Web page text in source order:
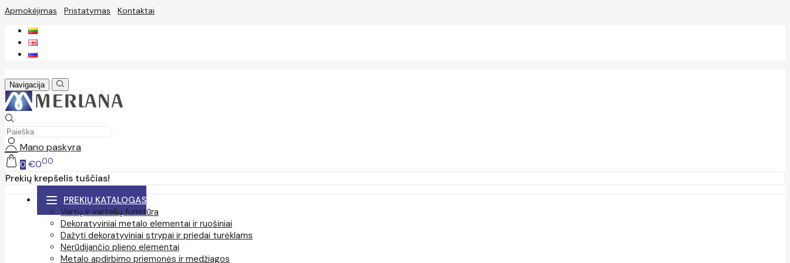
Apmokėjimas Pristatymas Kontaktai
Navigacija
Mano paskyra
0 €000
Prekių krepšelis tuščias!
PREKIŲ KATALOGAS
Vartų ir vartelių furnitūra
Dekoratyviniai metalo elementai ir ruošiniai
Dažyti dekoratyviniai strypai ir priedai turėklams
Nerūdijančio plieno elementai
Metalo apdirbimo priemonės ir medžiagos